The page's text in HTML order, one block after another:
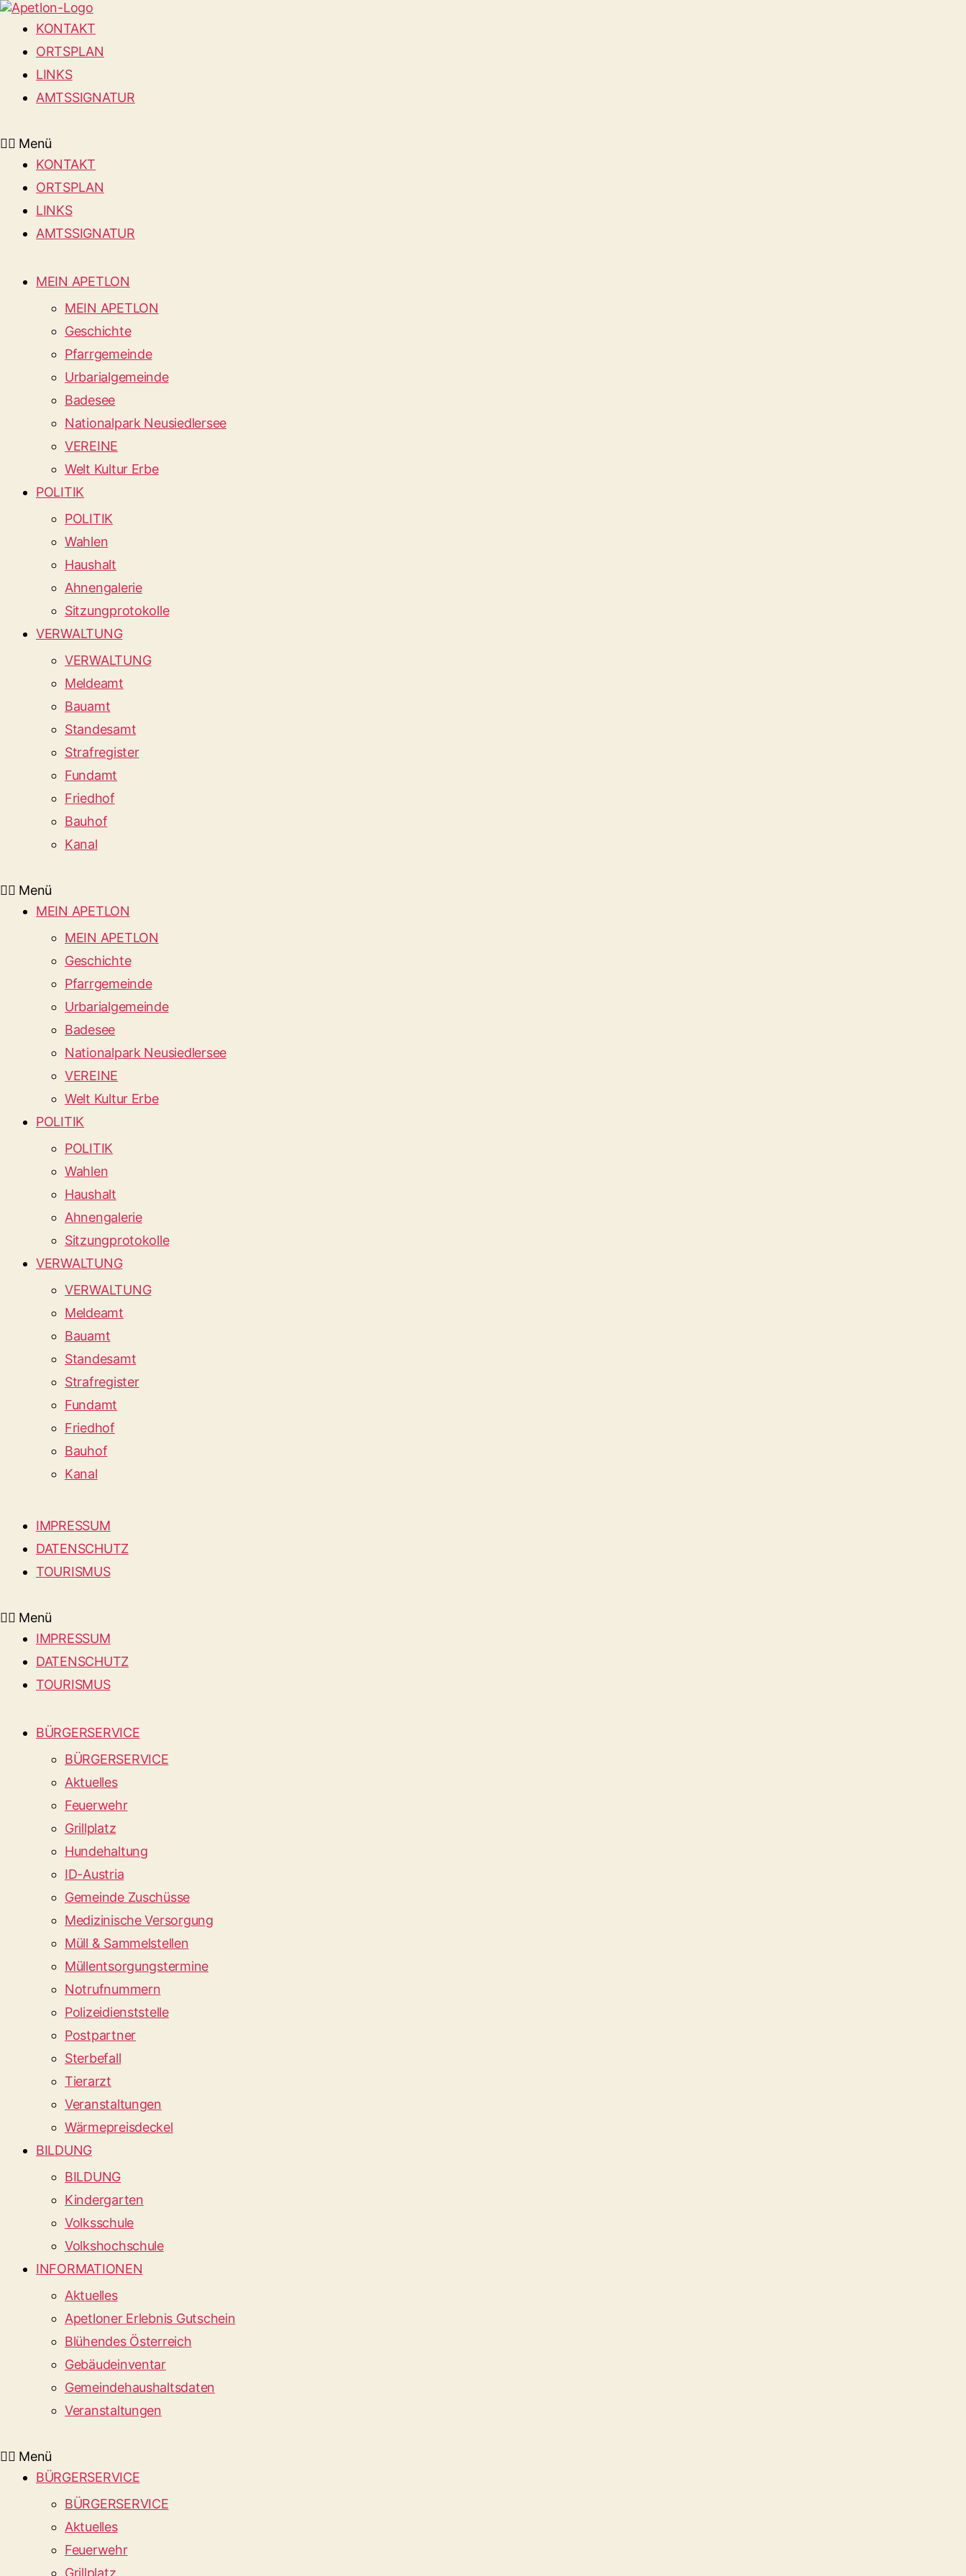
KONTAKT
ORTSPLAN
LINKS
AMTSSIGNATUR
Menü
KONTAKT
ORTSPLAN
LINKS
AMTSSIGNATUR
MEIN APETLON
MEIN APETLON
Geschichte
Pfarrgemeinde
Urbarialgemeinde
Badesee
Nationalpark Neusiedlersee
VEREINE
Welt Kultur Erbe
POLITIK
POLITIK
Wahlen
Haushalt
Ahnengalerie
Sitzungprotokolle
VERWALTUNG
VERWALTUNG
Meldeamt
Bauamt
Standesamt
Strafregister
Fundamt
Friedhof
Bauhof
Kanal
Menü
MEIN APETLON
MEIN APETLON
Geschichte
Pfarrgemeinde
Urbarialgemeinde
Badesee
Nationalpark Neusiedlersee
VEREINE
Welt Kultur Erbe
POLITIK
POLITIK
Wahlen
Haushalt
Ahnengalerie
Sitzungprotokolle
VERWALTUNG
VERWALTUNG
Meldeamt
Bauamt
Standesamt
Strafregister
Fundamt
Friedhof
Bauhof
Kanal
IMPRESSUM
DATENSCHUTZ
TOURISMUS
Menü
IMPRESSUM
DATENSCHUTZ
TOURISMUS
BÜRGERSERVICE
BÜRGERSERVICE
Aktuelles
Feuerwehr
Grillplatz
Hundehaltung
ID-Austria
Gemeinde Zuschüsse
Medizinische Versorgung
Müll & Sammelstellen
Müllentsorgungstermine
Notrufnummern
Polizeidienststelle
Postpartner
Sterbefall
Tierarzt
Veranstaltungen
Wärmepreisdeckel
BILDUNG
BILDUNG
Kindergarten
Volksschule
Volkshochschule
INFORMATIONEN
Aktuelles
Apetloner Erlebnis Gutschein
Blühendes Österreich
Gebäudeinventar
Gemeindehaushaltsdaten
Veranstaltungen
Menü
BÜRGERSERVICE
BÜRGERSERVICE
Aktuelles
Feuerwehr
Grillplatz